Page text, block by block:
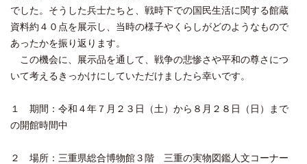
でした。そうした兵士たちと、戦時下での国民生活に関する館蔵
資料約４０点を展示し、当時の様子やくらしがどのようなもので
あったかを振り返ります。
この機会に、展示品を通して、戦争の悲惨さや平和の尊さにつ
いて考えるきっかけにしていただけましたら幸いです。
１ 期間：令和４年７月２３日（土）から８月２８日（日）まで
の開館時間中
２ 場所：三重県総合博物館３階 三重の実物図鑑人文コーナー